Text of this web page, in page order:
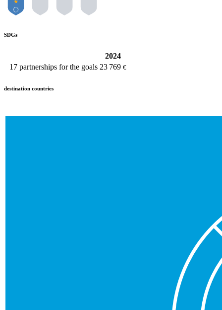
SDGs
2024
17 partnerships for the goals 23 769 €
destination countries